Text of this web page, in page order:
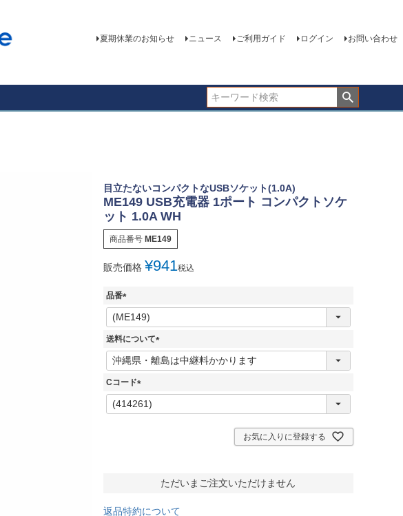
夏期休業のお知らせ ニュース ご利用ガイド ログイン お問い合わせ
目立たないコンパクトなUSBソケット(1.0A)
ME149 USB充電器 1ポート コンパクトソケ
ット 1.0A WH
商品番号 ME149
販売価格 ¥941税込
品番
(
必
須
送料について
(
必
Cコード
(
必
お気に入りに登録する
ただいまご注文いただけません
返品特約について